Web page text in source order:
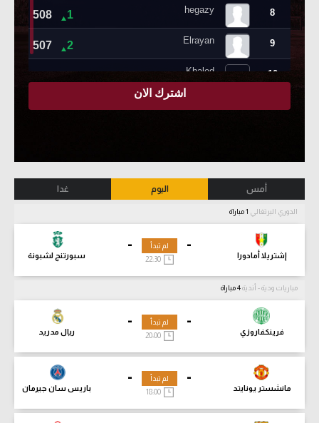
أمس اليوم غدا
الدوري البرتغالي
-
إشتريلا أمادورا
-
سبورتنج لشبونة
لم تبدأ
مباريات ودية - أندية
-
فرينكفاروزي
-
ريال مدريد
لم تبدأ
-
مانشستر يونايتد
-
باريس سان جيرمان
لم تبدأ
18:00